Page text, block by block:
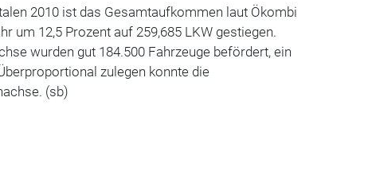
2010 ist das Gesamtaufkommen laut Ökombi
um 12,5 Prozent auf 259,685 LKW gestiegen.
wurden gut 184.500 Fahrzeuge befördert, ein
zulegen konnte die
(sb)